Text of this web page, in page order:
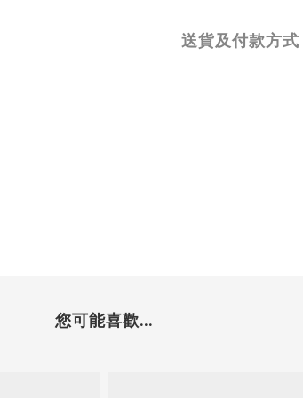
送貨及付款方式
您可能喜歡...